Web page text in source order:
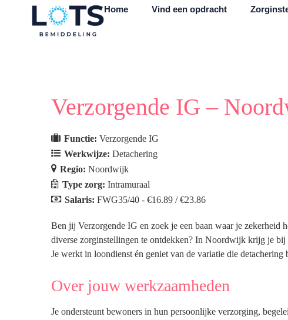
Home Vind een opdracht
Verzorgende IG –
Functie: Verzorgende IG
Werkwijze: Detachering
Regio: Noordwijk
Type zorg: Intramuraal
Salaris: FWG35/40 - €16.89 / €23.86
Ben jij Verzorgende IG en zoek je een baan waar je zekerheid
diverse zorginstellingen te ontdekken? In Noordwijk krijg je
Je werkt in loondienst én geniet van de variatie die detachering
Over jouw werkzaamheden
Je ondersteunt bewoners in hun persoonlijke verzorging,